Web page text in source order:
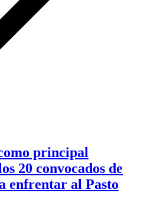
principal
20 convocados de
enfrentar al Pasto